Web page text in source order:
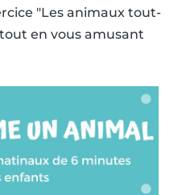
"Les animaux tout-
en vous amusant